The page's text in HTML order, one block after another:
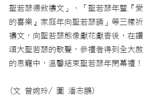
聖若瑟德敘禱文」、「聖若瑟年暨『愛
的喜樂』家庭年向聖若瑟誦」等三樣祈
禱文，向聖若瑟態像獻花獻香後，在讚
頌大聖若瑟的歌聲，參禮者得到全大赦
的恩寵中，溫馨結束聖若瑟年閉幕禮！
(文 曾婉玲/ 圖 潘志鵬)